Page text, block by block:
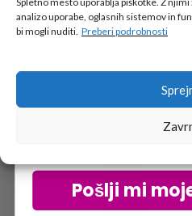
analizo uporabe, oglasnih sistemov in
bi mogli nuditi. Preberi podrobnosti
Vpiši podatke za
Pošlji mi